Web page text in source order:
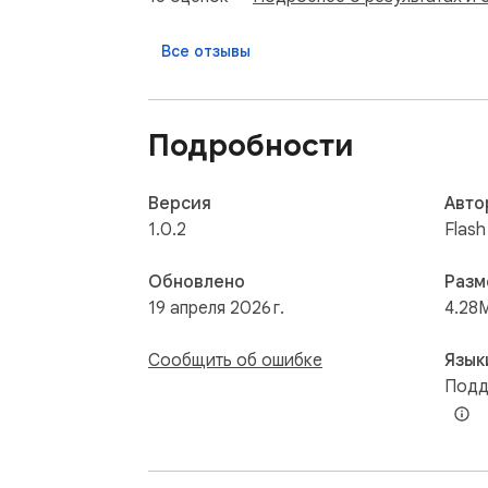
Полностью бесплатный, лёгкий и простой
(Примечание: «Adobe Flash Player»
Все отзывы
Подробности
Версия
1.0.2
Обновлено
19 апреля 2026 г.
Сообщить об ошибке